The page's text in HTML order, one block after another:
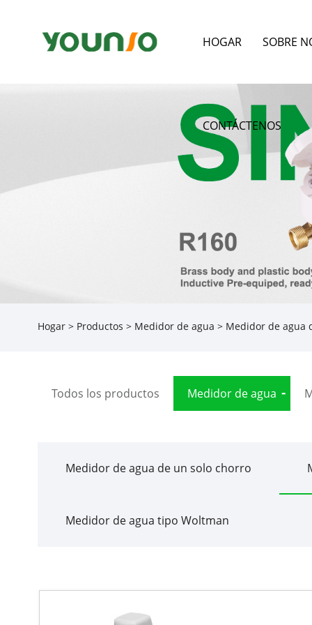
HOGAR SOBRE
CONTÁCTENOS
Hogar > Productos > Medidor de agua > Medidor de agua
Todos los productos Medidor de agua
Medidor de agua de un solo chorro
Medidor de agua tipo Woltman